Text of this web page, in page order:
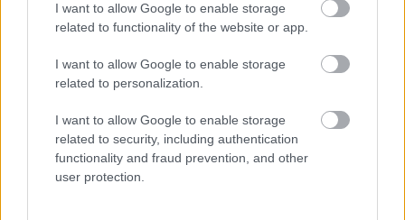
I want to allow Google to enable storage
related to functionality of the website or app.
I want to allow Google to enable storage
related to personalization.
I want to allow Google to enable storage
related to security, including authentication
functionality and fraud prevention, and other
user protection.